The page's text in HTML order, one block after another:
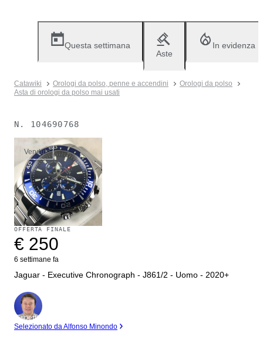
Questa settimana
Aste
In evidenza
Catawiki Orologi da polso, penne e accendini
Orologi da polso
Asta di orologi da polso mai usati
N. 104690768
Venduto
OFFERTA FINALE
€ 250
6 settimane fa
Jaguar - Executive Chronograph - J861/2 - Uomo - 2020+
Esperto
Selezionato da Alfonso Minondo